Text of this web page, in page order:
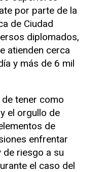
por parte de la
de Ciudad
diplomados,
atienden cerca
y más de 6 mil
tener como
el orgullo de
de
enfrentar
de riesgo a su
el caso del